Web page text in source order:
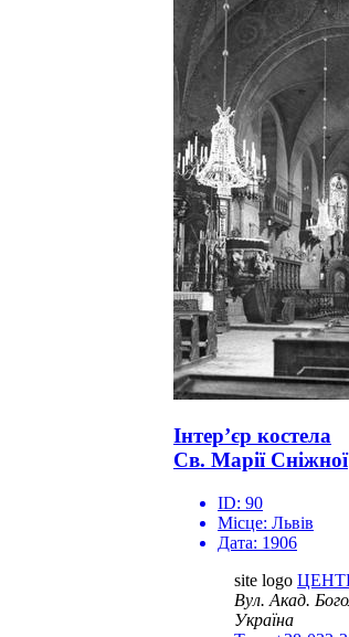
Інтер’єр костела
Св. Марії Сніжної
ID: 90
Місце: Львів
Дата: 1906
site logo
Вул. Акад.
Україна